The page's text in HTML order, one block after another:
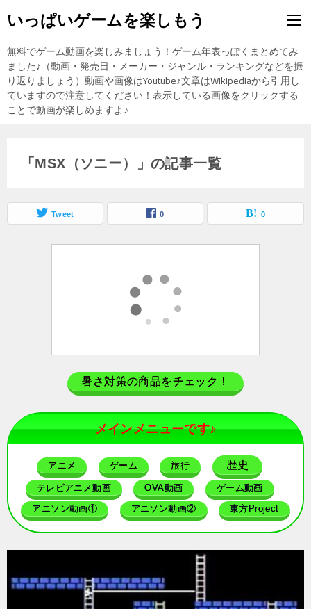
いっぱいゲームを楽しもう
無料でゲーム動画を楽しみましょう！ゲーム年表っぽくまとめてみ
ました♪（動画・発売日・メーカー・ジャンル・ランキングなどを振
り返りましょう）動画や画像はYoutube♪文章はWikipediaから引用し
ていますので注意してください！表示している画像をクリックする
ことで動画が楽しめますよ♪
「MSX（ソニー）」の記事一覧
Tweet 0 0
暑さ対策の商品をチェック！
メインメニューです♪
アニメ ゲーム 旅行 歴史
テレビアニメ動画 OVA動画 ゲーム動画
アニソン動画① アニソン動画② 東方Project